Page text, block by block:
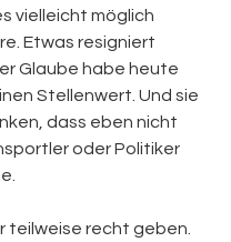
vielleicht möglich
Etwas resigniert
Glaube habe heute
Stellenwert. Und sie
dass eben nicht
oder Politiker
teilweise recht geben.